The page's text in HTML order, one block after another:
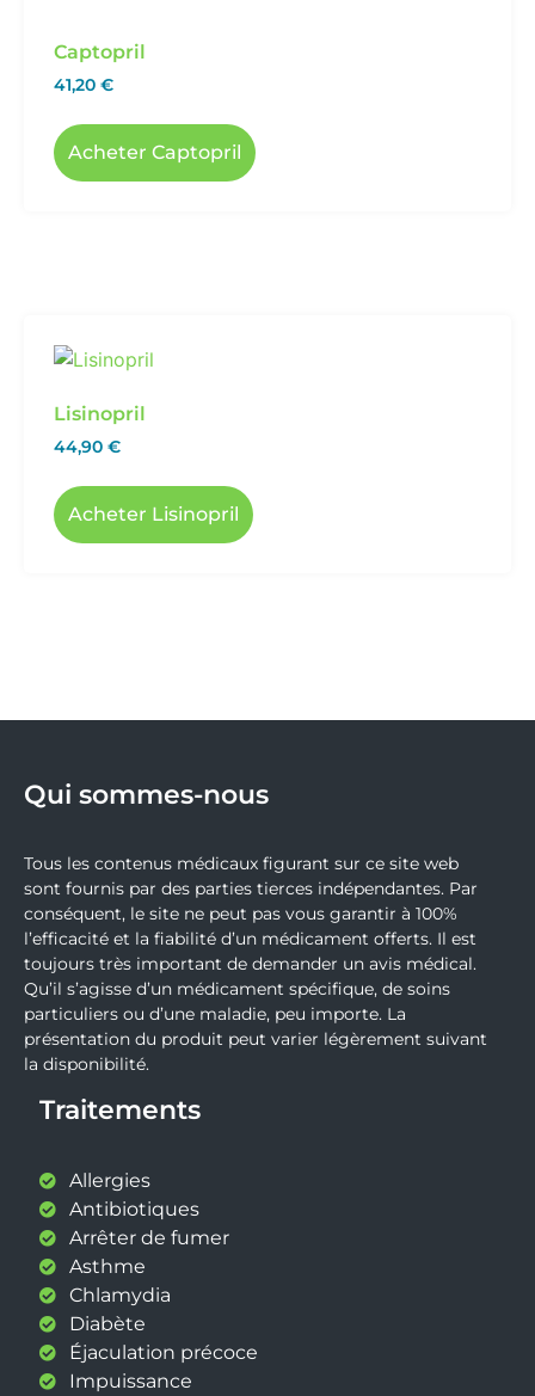
Captopril
41,20 €
Acheter Captopril
Lisinopril
44,90 €
Acheter Lisinopril
Qui sommes-nous
Tous les contenus médicaux figurant sur ce site web
sont fournis par des parties tierces indépendantes. Par
conséquent, le site ne peut pas vous garantir à 100%
l’efficacité et la fiabilité d’un médicament offerts. Il est
toujours très important de demander un avis médical.
Qu’il s’agisse d’un médicament spécifique, de soins
particuliers ou d’une maladie, peu importe. La
présentation du produit peut varier légèrement suivant
la disponibilité.
Traitements
Allergies
Antibiotiques
Arrêter de fumer
Asthme
Chlamydia
Diabète
Éjaculation précoce
Impuissance